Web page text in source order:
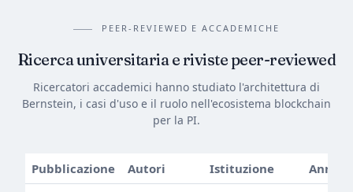
PEER-REVIEWED E ACCADEMICHE
Ricerca universitaria e riviste peer-reviewed
Ricercatori accademici hanno studiato l'architettura di
Bernstein, i casi d'uso e il ruolo nell'ecosistema blockchain
per la PI.
Pubblicazione Autori Istituzione
Anno